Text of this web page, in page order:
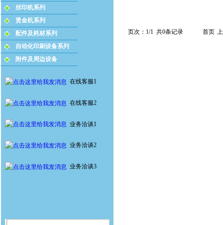
丝印机系列
烫金机系列
配件及耗材系列
自动化印刷设备系列
附件及周边设备
在线客服1
在线客服2
业务洽谈1
业务洽谈2
业务洽谈3
页次：1/1 共0条记录 首页